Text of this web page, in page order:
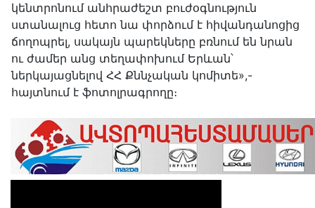
կենտրոնում անհրաժեշտ բուժօգնություն
ստանալուց հետո նա փորձում է հիվանդանոցից
ճողոպրել, սակայն պարեկները բռնում են նրան
ու ժամեր անց տեղափոխում Երևան՝
ներկայացնելով ՀՀ Քննչական կոմիտե»,-
հայտնում է ֆոտոլրագրողը։